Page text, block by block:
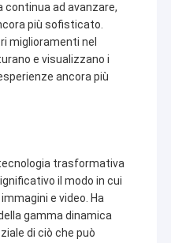
dell'OEM
di USB
continua ad avanzare,
più sofisticato.
miglioramenti nel
e visualizzano i
ancora più
tecnologia trasformativa
il modo in cui
e video. Ha
gamma dinamica
di ciò che può
portabile, la cuffia avricolare,
agrotechny medici, la
artificiale, dispositivo
Tutto il relativo al prodotto
possiamo trovare la